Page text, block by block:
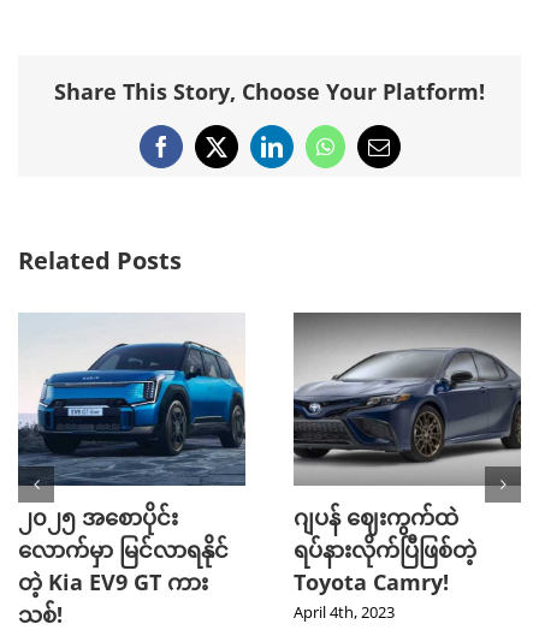
Share This Story, Choose Your Platform!
Facebook
X LinkedInWhatsApp
Email
Related Posts
၂၀၂၅ အစောပိုင်း
လောက်မှာ မြင်လာရနိုင်
တဲ့ Kia EV9 GT ကား
သစ်!
ဂျပန် ဈေးကွက်ထဲ
ရပ်နားလိုက်ပြီဖြစ်တဲ့
Toyota Camry!
April 4th, 2023